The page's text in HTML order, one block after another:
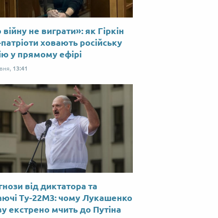
не виграти»: як Гіркін
ховають російську
у прямому ефірі
13:41
від диктатора та
Ту-22М3: чому Лукашенко
екстрено мчить до Путіна